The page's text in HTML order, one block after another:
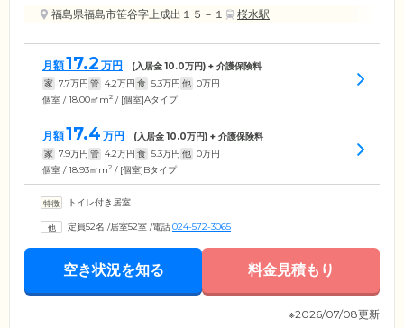
福島県福島市笹谷字上成出１５－１
桜水駅
月額17.2 万円 (入居金10.0万円) + 介護保険料
家 7.7万円 管 4.2万円 食 5.3万円 他 0万円
個室 / 18.00㎡m2 / [個室]Aタイプ
月額17.4 万円 (入居金10.0万円) + 介護保険料
家 7.9万円 管 4.2万円 食 5.3万円 他 0万円
個室 / 18.93㎡m2 / [個室]Bタイプ
トイレ付き居室
定員52名 /居室52室 /電話024-572-3065
空き状況を知る 料金見積もり
※2026/07/08更新